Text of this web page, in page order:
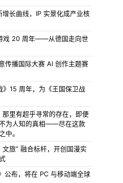
长曲线，IP 实景化成产业核
戏 20 周年——从德国走向世
传播国际大赛 AI 创作主题赛
15 周年，为《王国保卫战
里有超乎寻常的存在，即便
为人知的真相——尽在这款
中。
旅” 融合标杆，开创国漫实
公布，将在 PC 与移动端全球